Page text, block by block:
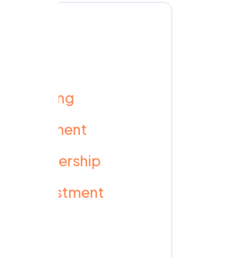
Marketing
Management
Leadership
Investment